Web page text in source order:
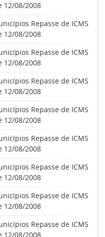
12/08/2008
Repasse de ICMS
12/08/2008
Repasse de ICMS
12/08/2008
Repasse de ICMS
12/08/2008
Repasse de ICMS
12/08/2008
Repasse de ICMS
12/08/2008
Repasse de ICMS
12/08/2008
Repasse de ICMS
12/08/2008
Repasse de ICMS
12/08/2008